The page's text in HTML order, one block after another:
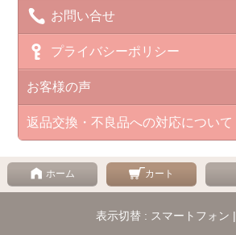
お問い合せ
プライバシーポリシー
お客様の声
返品交換・不良品への対応について
ホーム カート
表示切替 : スマートフォン |